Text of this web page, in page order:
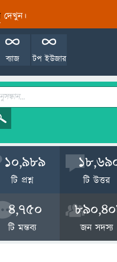
দেখুন।
টপ ইউজার
ব্যাজ
10,989
টি প্রশ্ন টি উত্তর
4,750
টি মন্তব্য জন সদস্য